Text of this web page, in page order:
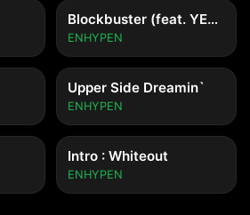
Blockbuster (feat. YEONJUN of TOMORROW X TOGETHER)
ENHYPEN
Upper Side Dreamin`
ENHYPEN
Intro : Whiteout
ENHYPEN